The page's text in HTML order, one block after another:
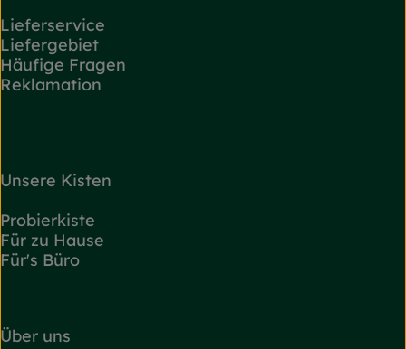
Lieferservice
Liefergebiet
Häufige Fragen
Reklamation
Unsere Kisten
Probierkiste
Für zu Hause
Für's Büro
Über uns